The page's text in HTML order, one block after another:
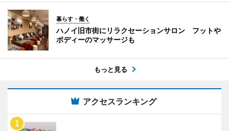
暮らす・働く
ハノイ旧市街にリラクセーションサロン フットや
ボディーのマッサージも
もっと見る
アクセスランキング